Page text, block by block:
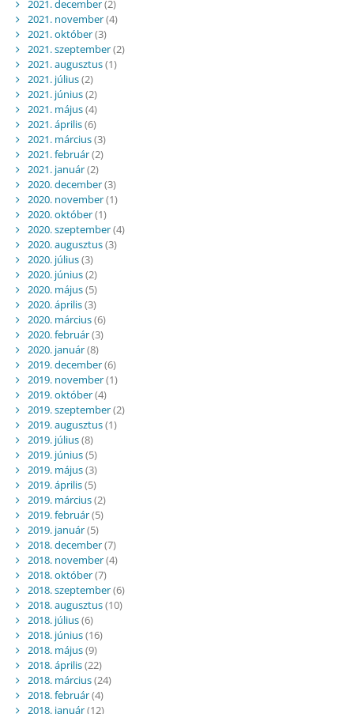
2021. december(2)
2021. november(4)
2021. október(3)
2021. szeptember(2)
2021. augusztus(1)
2021. július(2)
2021. június(2)
2021. május(4)
2021. április(6)
2021. március(3)
2021. február(2)
2021. január(2)
2020. december(3)
2020. november(1)
2020. október(1)
2020. szeptember(4)
2020. augusztus(3)
2020. július(3)
2020. június(2)
2020. május(5)
2020. április(3)
2020. március(6)
2020. február(3)
2020. január(8)
2019. december(6)
2019. november(1)
2019. október(4)
2019. szeptember(2)
2019. augusztus(1)
2019. július(8)
2019. június(5)
2019. május(3)
2019. április(5)
2019. március(2)
2019. február(5)
2019. január(5)
2018. december(7)
2018. november(4)
2018. október(7)
2018. szeptember(6)
2018. augusztus(10)
2018. július(6)
2018. június(16)
2018. május(9)
2018. április(22)
2018. március(24)
2018. február(4)
2018. január(12)